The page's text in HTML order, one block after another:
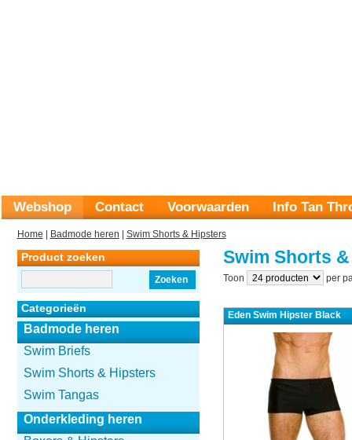
Webshop Contact Voorwaarden Info Tan
Home Badmode heren Swim Shorts & Hipsters
Product zoeken
Zoeken
Categorieën
Badmode heren
Swim Briefs
Swim Shorts & Hipsters
Swim Tangas
Onderkleding heren
Swim Shorts
Toon per
Eden Swim Hipster Black